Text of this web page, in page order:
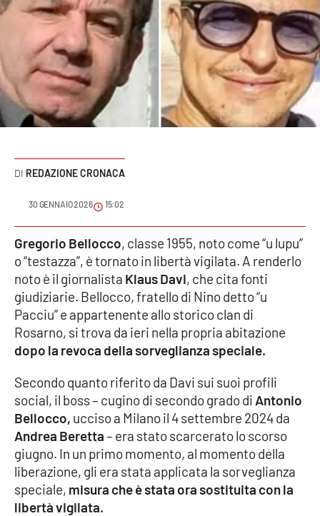
Economia e lavoro
Italia Mondo
Sanità
Sport
Meteo
Editoriali
VIDEO
Ambiente
Cronaca
Cultura
Economia e Lavoro
Politica
REDAZIONE CRONACA
30 GENNAIO 2026 15:02
Gregorio Bellocco, classe 1955, noto come “u lupu”
o “testazza”, è tornato in libertà vigilata. A renderlo
noto è il giornalista Klaus Davi, che cita fonti
giudiziarie. Bellocco, fratello di Nino detto “u
Pacciu” e appartenente allo storico clan di
Rosarno, si trova da ieri nella propria abitazione
dopo la revoca della sorveglianza speciale.
Secondo quanto riferito da Davi sui suoi profili
social, il boss – cugino di secondo grado di Antonio
Bellocco, ucciso a Milano il 4 settembre 2024 da
Andrea Beretta– era stato scarcerato lo scorso
giugno. In un primo momento, al momento della
liberazione, gli era stata applicata la sorveglianza
speciale, misura che è stata ora sostituita con la
libertà vigilata.